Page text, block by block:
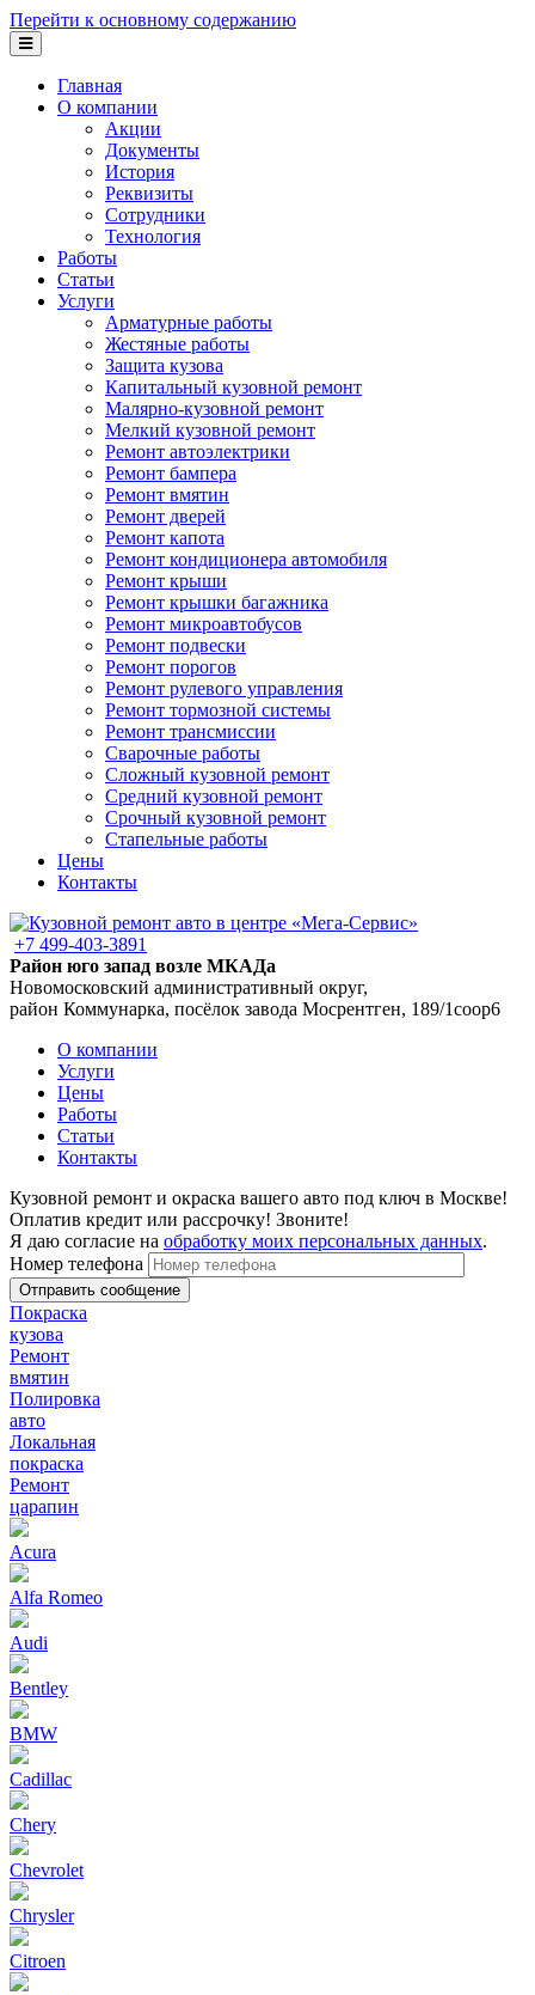
Перейти к основному содержанию
Главная
О компании
Акции
Документы
История
Реквизиты
Сотрудники
Технология
Работы
Статьи
Услуги
Арматурные работы
Жестяные работы
Защита кузова
Капитальный кузовной ремонт
Малярно-кузовной ремонт
Мелкий кузовной ремонт
Ремонт автоэлектрики
Ремонт бампера
Ремонт вмятин
Ремонт дверей
Ремонт капота
Ремонт кондиционера автомобиля
Ремонт крыши
Ремонт крышки багажника
Ремонт микроавтобусов
Ремонт подвески
Ремонт порогов
Ремонт рулевого управления
Ремонт тормозной системы
Ремонт трансмиссии
Сварочные работы
Сложный кузовной ремонт
Средний кузовной ремонт
Срочный кузовной ремонт
Стапельные работы
Цены
Контакты
+7 499-403-3891
Район юго запад возле МКАДа
Новомосковский административный округ,
район Коммунарка, посёлок завода Мосрентген, 189/1соор6
О компании
Услуги
Цены
Работы
Статьи
Контакты
Кузовной ремонт и окраска вашего авто под ключ в Москве!
Оплатив кредит или рассрочку! Звоните!
Я даю согласие на обработку моих персональных данных.
Номер телефона
Покраска
кузова
Ремонт
вмятин
Полировка
авто
Локальная
покраска
Ремонт
царапин
Acura
Alfa Romeo
Audi
Bentley
BMW
Cadillac
Chery
Chevrolet
Chrysler
Citroen